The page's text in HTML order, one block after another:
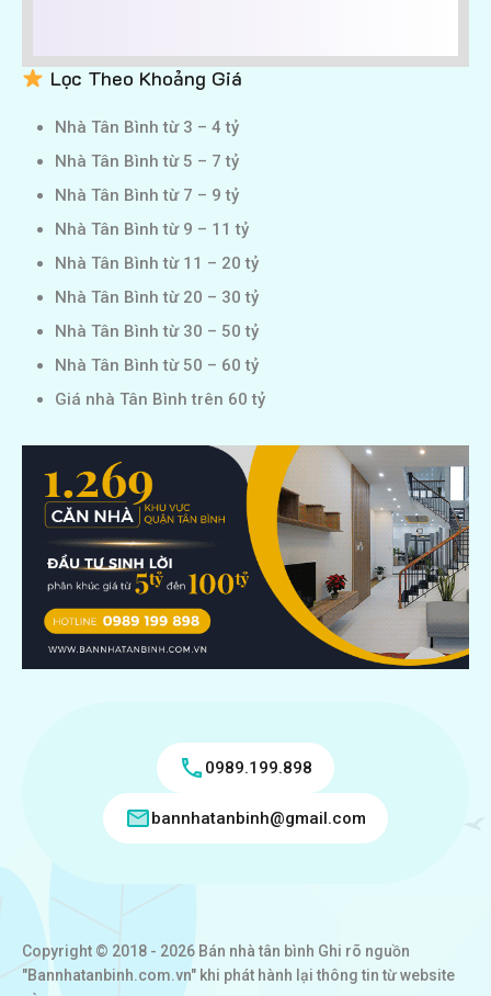
Lọc Theo Khoảng Giá
Nhà Tân Bình từ 3 – 4 tỷ
Nhà Tân Bình từ 5 – 7 tỷ
Nhà Tân Bình từ 7 – 9 tỷ
Nhà Tân Bình từ 9 – 11 tỷ
Nhà Tân Bình từ 11 – 20 tỷ
Nhà Tân Bình từ 20 – 30 tỷ
Nhà Tân Bình từ 30 – 50 tỷ
Nhà Tân Bình từ 50 – 60 tỷ
Giá nhà Tân Bình trên 60 tỷ
0989.199.898
bannhatanbinh@gmail.com
Copyright © 2018 - 2026 Bán nhà tân bình Ghi rõ nguồn
"Bannhatanbinh.com.vn" khi phát hành lại thông tin từ website